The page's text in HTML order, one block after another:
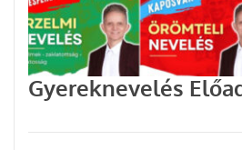
Gyereknevelés